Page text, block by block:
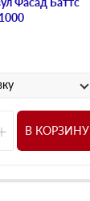
В КОРЗИНУ